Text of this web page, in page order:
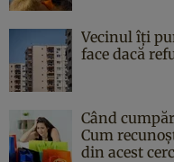
Vecinul îți
face dacă
Când
Cum
din acest cerc